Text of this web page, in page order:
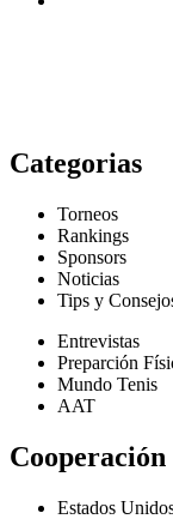
Categorias
Torneos
Rankings
Sponsors
Noticias
Tips y
Entrevistas
Preparción
Mundo Tenis
AAT
Cooperación
Estados